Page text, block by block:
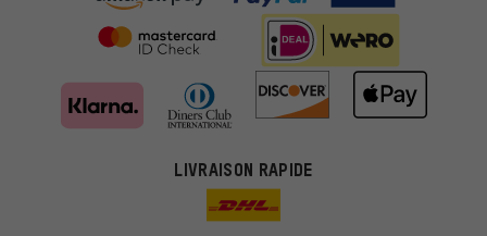
LIVRAISON RAPIDE
Des offres plus adaptées
pertinentes. Les cookies de marketing nous aident à identifier tes
intérêts et à te présenter des offres et des conseils sur mesure.